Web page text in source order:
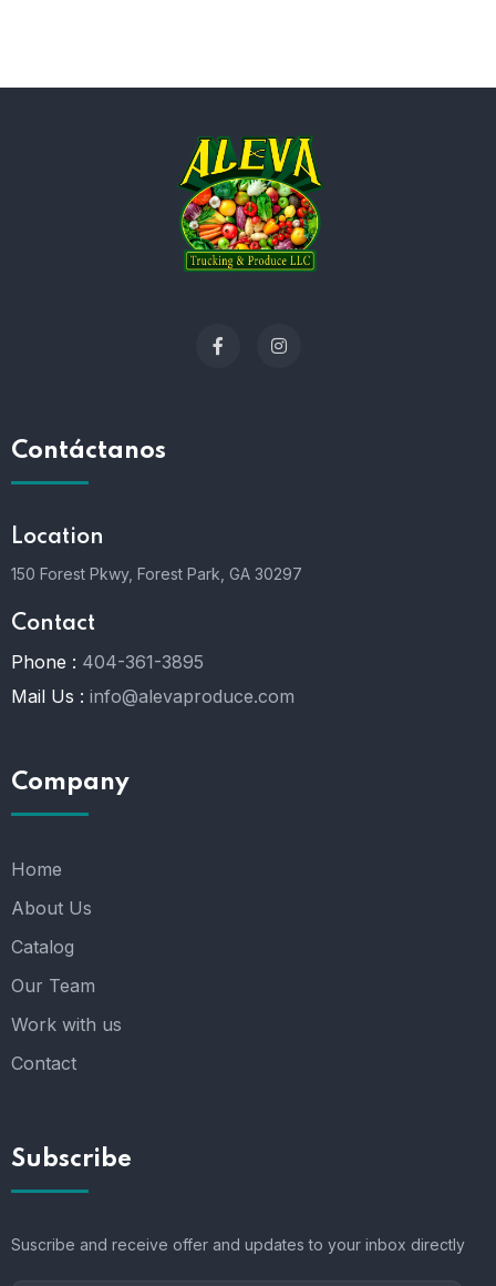
Contáctanos
Location
150 Forest Pkwy, Forest Park, GA 30297
Contact
Phone : 404-361-3895
Mail Us : info@alevaproduce.com
Company
Home
About Us
Catalog
Our Team
Work with us
Contact
Subscribe
Suscribe and receive offer and updates to your inbox directly